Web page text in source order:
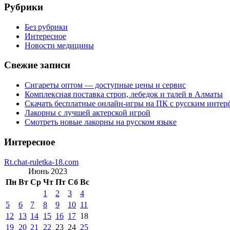
Рубрики
Без рубрики
Интересное
Новости медицины
Свежие записи
Сигареты оптом — доступные цены и сервис
Комплексная поставка строп, лебедок и талей в Алматы
Скачать бесплатные онлайн-игры на ПК с русским
Лакорны с лучшей актерской игрой
Смотреть новые лакорны на русском языке
Интересное
Rt.chat-ruletka-18.com
Июнь 2023
Пн Вт Ср Чт Пт Сб Вс
1
2 3
4
5
6 7 8 9 10 11
12
13 14 15 16 17 18
19 20 21 22 23 24 25